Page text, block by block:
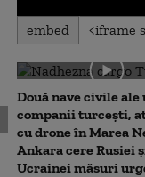
0
seconds
0
secondsVolume
90%
embed
Două nave civile ale
companii turcești,
cu drone în Marea
Ankara cere Rusiei
Ucrainei măsuri